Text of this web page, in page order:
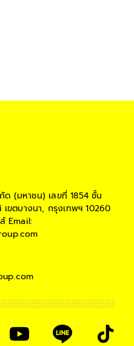
ด (มหาชน) เลขที่ 1854 ชั้น
เขตบางนา, กรุงเทพฯ 10260
Email: